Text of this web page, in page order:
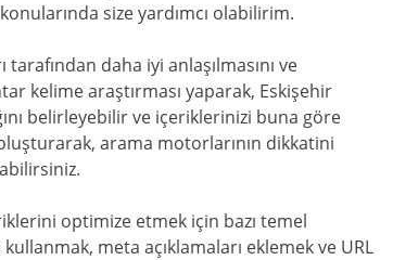
size yardımcı olabilirim.
daha iyi anlaşılmasını ve
kelime araştırması yaparak, Eskişehir
belirleyebilir ve içeriklerinizi buna göre
arama motorlarının dikkatini
optimize etmek için bazı temel
meta açıklamaları eklemek ve URL